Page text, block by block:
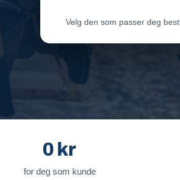
Velg den som passer deg best
0 kr
for deg som kunde